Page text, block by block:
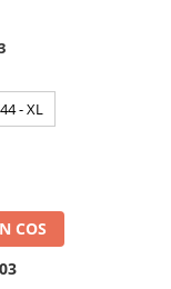
- XL
COS